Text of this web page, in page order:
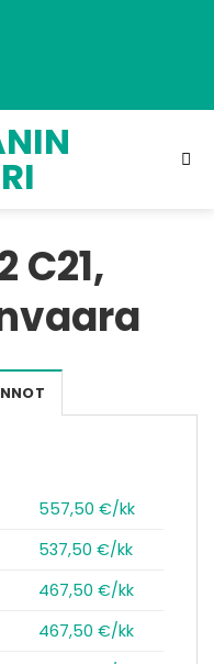
C21,
557,50 €/kk
537,50 €/kk
467,50 €/kk
467,50 €/kk